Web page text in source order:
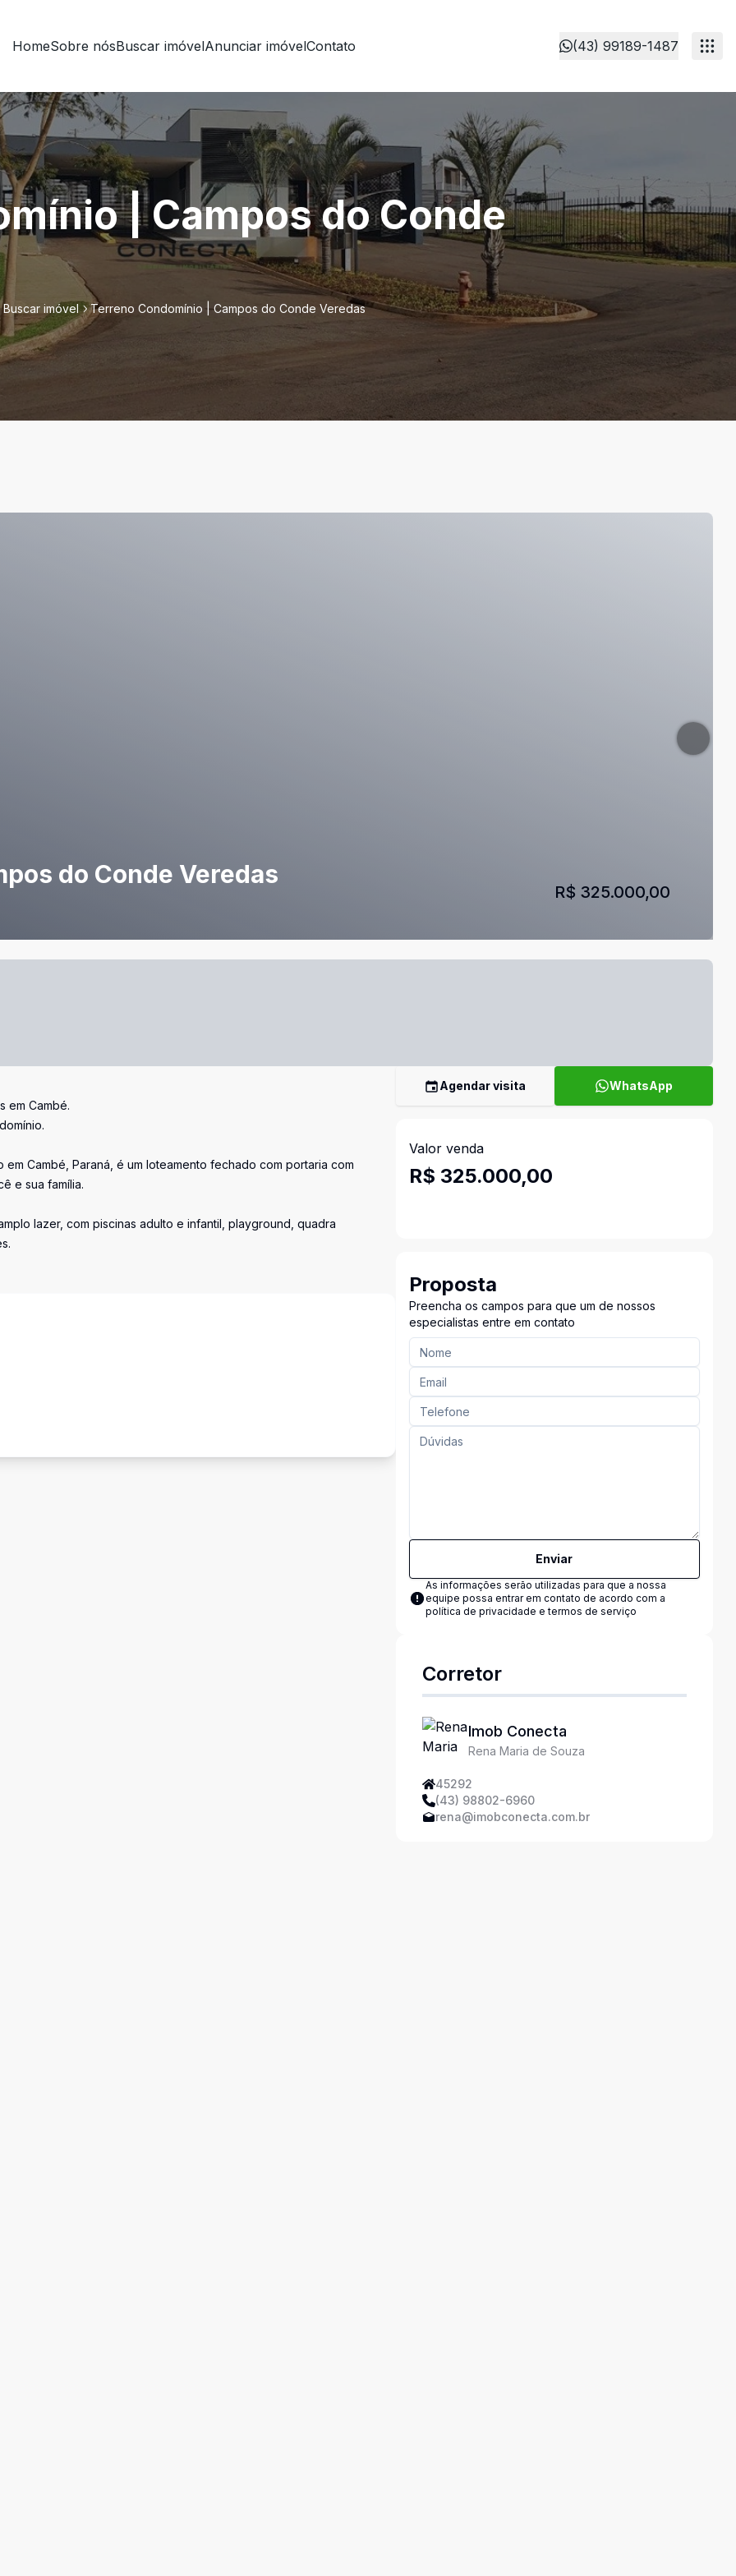
HomeSobre nósBuscar imóvelAnunciar imóvelContato (43) 99189-1487
| Campos do Conde
Buscar imóvel Terreno Condomínio | Campos do Conde Veredas
do Conde Veredas
R$ 325.000,00
em Cambé.
Cambé, Paraná, é um loteamento fechado com portaria com
e sua família.
lazer, com piscinas adulto e infantil, playground, quadra
Agendar visita WhatsApp
Valor venda
R$ 325.000,00
Proposta
Preencha os campos para que um de nossos
especialistas entre em contato
Enviar
As informações serão utilizadas para que a nossa
equipe possa entrar em contato de acordo com a
política de privacidade e termos de serviço
Corretor
Imob Conecta
Rena Maria de Souza
45292
(43) 98802-6960
rena@imobconecta.com.br